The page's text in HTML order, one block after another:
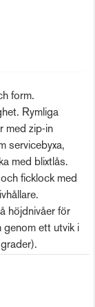
form.
Rymliga
med zip-in
servicebyxa,
med blixtlås.
ficklock med
höjdnivåer för
genom ett utvik i